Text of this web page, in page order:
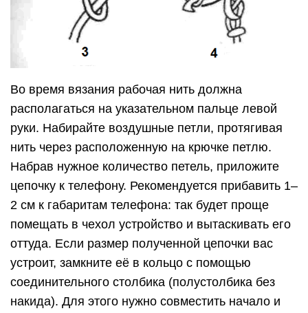
Во время вязания рабочая нить должна
располагаться на указательном пальце левой
руки. Набирайте воздушные петли, протягивая
нить через расположенную на крючке петлю.
Набрав нужное количество петель, приложите
цепочку к телефону. Рекомендуется прибавить 1–
2 см к габаритам телефона: так будет проще
помещать в чехол устройство и вытаскивать его
оттуда. Если размер полученной цепочки вас
устроит, замкните её в кольцо с помощью
соединительного столбика (полустолбика без
накида). Для этого нужно совместить начало и